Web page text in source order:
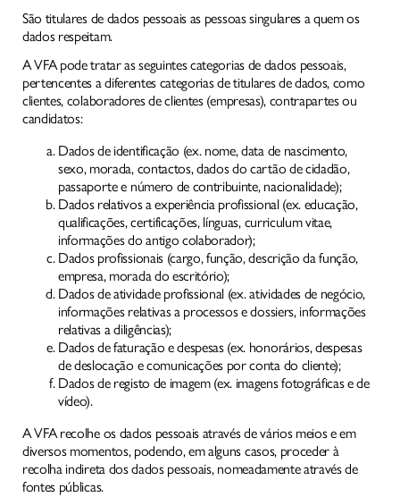
São titulares de dados pessoais as pessoas singulares a quem os
dados respeitam.
A VFA pode tratar as seguintes categorias de dados pessoais,
pertencentes a diferentes categorias de titulares de dados, como
clientes, colaboradores de clientes (empresas), contrapartes ou
candidatos:
Dados de identificação (ex. nome, data de nascimento,
sexo, morada, contactos, dados do cartão de cidadão,
passaporte e número de contribuinte, nacionalidade);
Dados relativos a experiência profissional (ex. educação,
qualificações, certificações, línguas, curriculum vitae,
informações do antigo colaborador);
Dados profissionais (cargo, função, descrição da função,
empresa, morada do escritório);
Dados de atividade profissional (ex. atividades de negócio,
informações relativas a processos e dossiers, informações
relativas a diligências);
Dados de faturação e despesas (ex. honorários, despesas
de deslocação e comunicações por conta do cliente);
Dados de registo de imagem (ex. imagens fotográficas e de
vídeo).
A VFA recolhe os dados pessoais através de vários meios e em
diversos momentos, podendo, em alguns casos, proceder à
recolha indireta dos dados pessoais, nomeadamente através de
fontes públicas.